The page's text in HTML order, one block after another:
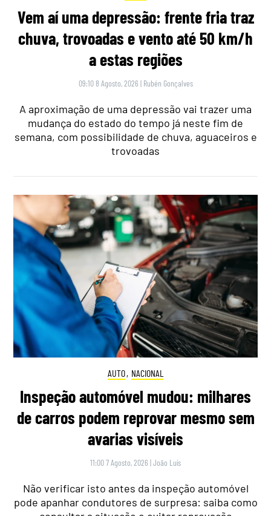
Vem aí uma depressão: frente fria traz
chuva, trovoadas e vento até 50 km/h
a estas regiões
09:10 8 Agosto, 2026 | Rubén Gonçalves
A aproximação de uma depressão vai trazer uma
mudança do estado do tempo já neste fim de
semana, com possibilidade de chuva, aguaceiros e
trovoadas
AUTO, NACIONAL
Inspeção automóvel mudou: milhares
de carros podem reprovar mesmo sem
avarias visíveis
11:00 7 Agosto, 2026 |João Luís
Não verificar isto antes da inspeção automóvel
pode apanhar condutores de surpresa: saiba como